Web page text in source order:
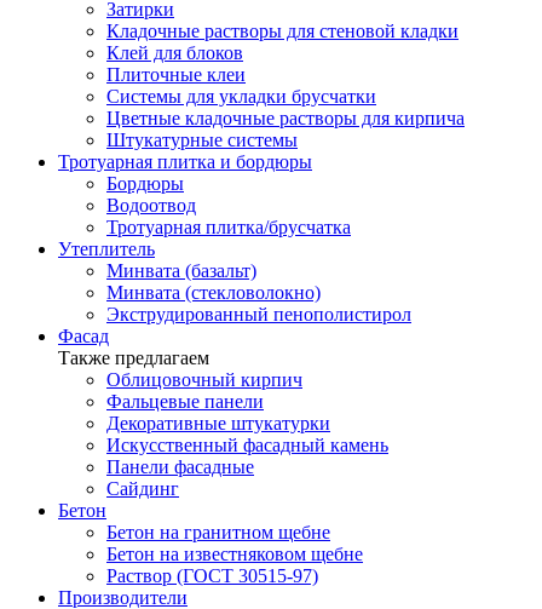
Затирки
Кладочные растворы для стеновой кладки
Клей для блоков
Плиточные клеи
Системы для укладки брусчатки
Цветные кладочные растворы для кирпича
Штукатурные системы
Тротуарная плитка и бордюры
Бордюры
Водоотвод
Тротуарная плитка/брусчатка
Утеплитель
Минвата (базальт)
Минвата (стекловолокно)
Экструдированный пенополистирол
Фасад
Также предлагаем
Облицовочный кирпич
Фальцевые панели
Декоративные штукатурки
Искусственный фасадный камень
Панели фасадные
Сайдинг
Бетон
Бетон на гранитном щебне
Бетон на известняковом щебне
Раствор (ГОСТ 30515-97)
Производители